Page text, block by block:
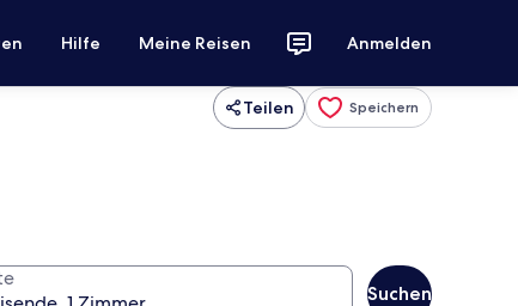
Hilfe Meine Reisen Anmelden
Teilen Speichern
Suchen